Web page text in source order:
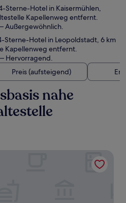
Sterne-Hotel in Kaisermühlen,
Kapellenweg entfernt.
Außergewöhnlich.
Hotel in Leopoldstadt, 6 km
Kapellenweg entfernt.
Hervorragend.
Preis (aufsteigend)
nahe